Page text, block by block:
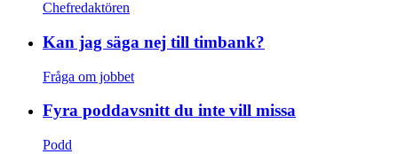
Chefredaktören
Kan jag säga nej till timbank?
Fråga om jobbet
Fyra poddavsnitt du inte vill missa
Podd